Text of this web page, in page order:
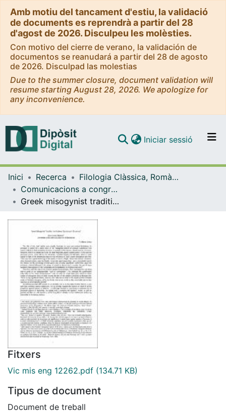
Amb motiu del tancament d'estiu, la validació
de documents es reprendrà a partir del 28
d'agost de 2026. Disculpeu les molèsties.
Con motivo del cierre de verano, la validación de
documentos se reanudará a partir del 28 de agosto
de 2026. Disculpad las molestias
Due to the summer closure, document validation will
resume starting August 28, 2026. We apologize for
any inconvenience.
Navega per tot el DD
Com publicar
Iniciar sessió (current)
Inici Recerca
Filologia Clàssica, Romànica i Semítica
Comunicacions a congressos (Filologia Clàssica, Romànica i Semítica)
Greek misogynist tradition in Andreas Capellanus's De amore
Fitxers
Vic mis eng 12262.pdf (134.71 KB)
Tipus de document
Document de treball